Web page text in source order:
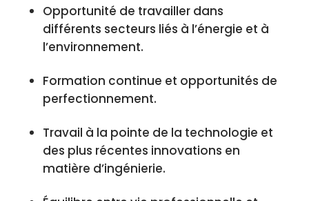
Opportunité de travailler dans
différents secteurs liés à l’énergie et à
l’environnement.
Formation continue et opportunités de
perfectionnement.
Travail à la pointe de la technologie et
des plus récentes innovations en
matière d’ingénierie.